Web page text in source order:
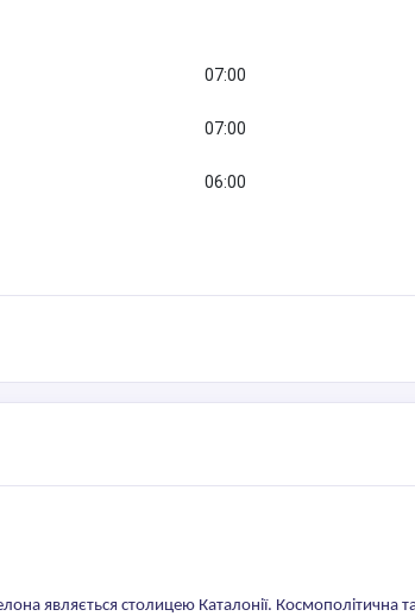
07:00
07:00
06:00
являється столицею Каталонії. Космополітична